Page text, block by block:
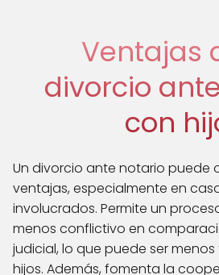
Ventajas
divorcio
con
Un divorcio ante notario puede
ventajas, especialmente en
involucrados. Permite un
menos conflictivo en
judicial, lo que puede ser
hijos. Además, fomenta la